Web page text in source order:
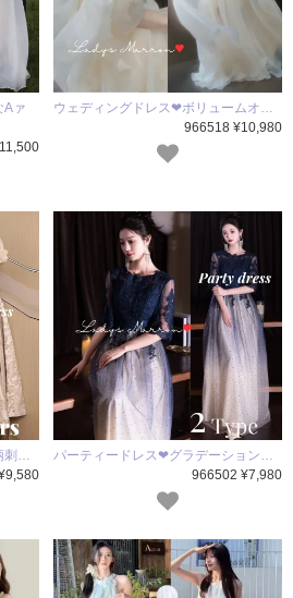
Aァ
ウェディングドレス❤ボリュームオ…
966518 ¥10,980
刺…
パーティードレス❤グラデーション…
966502 ¥7,980